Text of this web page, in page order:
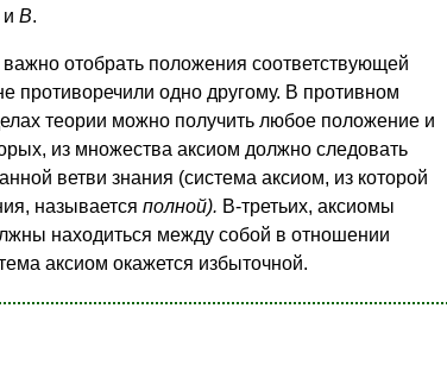
В.
отобрать положения соответствующей
противоречили одно дру­гому. В противном
теории можно получить любое положение и
из множества аксиом должно следовать
ветви знания (система ак­сиом, из которой
называется полной). В-третьих, аксиомы
находиться между собой в отношении
аксиом окажется избыточной.